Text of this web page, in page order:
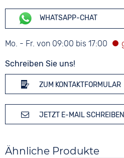
WHATSAPP-CHAT
Mo. - Fr. von 09:00 bis 17:00
Schreiben Sie uns!
ZUM KONTAKTFORMULAR
JETZT E-MAIL SCHREIBEN
Ähnliche Produkte